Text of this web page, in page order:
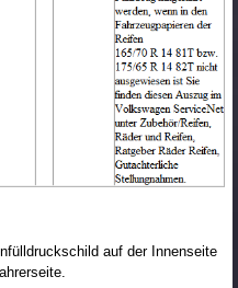
auf der Innenseite